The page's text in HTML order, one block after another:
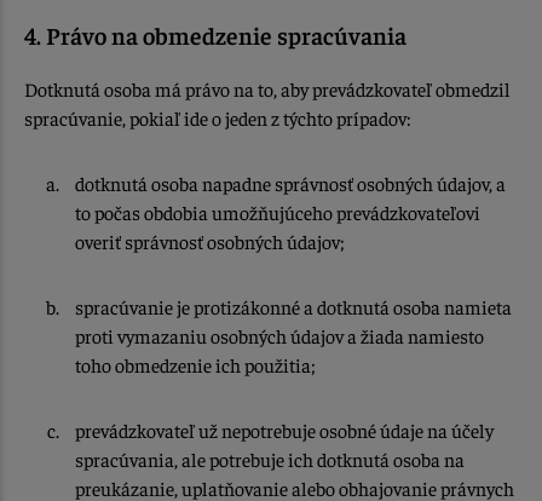
4. Právo na obmedzenie spracúvania
Dotknutá osoba má právo na to, aby prevádzkovateľ obmedzil
spracúvanie, pokiaľ ide o jeden z týchto prípadov:
dotknutá osoba napadne správnosť osobných údajov, a
to počas obdobia umožňujúceho prevádzkovateľovi
overiť správnosť osobných údajov;
spracúvanie je protizákonné a dotknutá osoba namieta
proti vymazaniu osobných údajov a žiada namiesto
toho obmedzenie ich použitia;
prevádzkovateľ už nepotrebuje osobné údaje na účely
spracúvania, ale potrebuje ich dotknutá osoba na
preukázanie, uplatňovanie alebo obhajovanie právnych